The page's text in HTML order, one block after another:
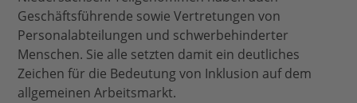
Geschäftsführende sowie Vertretungen von
Personalabteilungen und schwerbehinderter
Menschen. Sie alle setzten damit ein deutliches
Zeichen für die Bedeutung von Inklusion auf dem
allgemeinen Arbeitsmarkt.